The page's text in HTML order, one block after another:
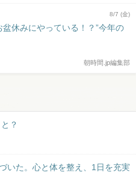
8/7 (金)
盆休みにやっている！？”今年の
朝時間.jp編集部
？
いた。心と体を整え、1日を充実